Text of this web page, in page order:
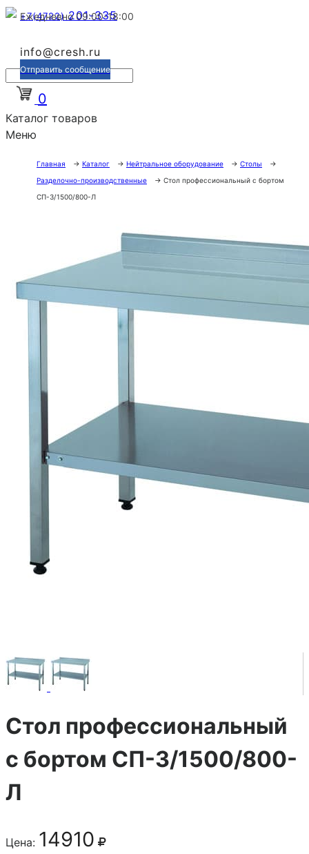
+7(4722)201-335
Ежедневно 09:00-18:00
info@cresh.ru
Отправить сообщение
0
Каталог товаров
Меню
Главная → Каталог → Нейтральное оборудование → Столы
→
Разделочно-производственные
→ Стол профессиональный с бортом
СП-3/1500/800-Л
Стол профессиональный
с бортом СП-3/1500/800-
Л
Цена: 14910